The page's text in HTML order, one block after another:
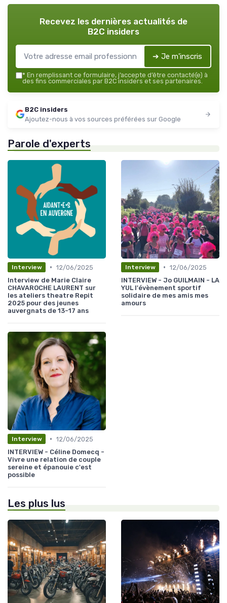
Recevez les dernières actualités de
B2C insiders
➔ Je m'inscris
* En remplissant ce formulaire, j’accepte d’être contacté(e) à
des fins commerciales par B2C insiders et ses partenaires.
B2C insiders
Ajoutez-nous à vos sources préférées sur Google
Parole d'experts
Interview • 12/06/2025
Interview de Marie Claire
CHAVAROCHE LAURENT sur
les ateliers theatre Repit
2025 pour des jeunes
auvergnats de 13-17 ans
Interview • 12/06/2025
INTERVIEW - Jo GUILMAIN - LA
YUL l'évènement sportif
solidaire de mes amis mes
amours
Interview • 12/06/2025
INTERVIEW - Céline Domecq -
Vivre une relation de couple
sereine et épanouie c'est
possible
Les plus lus